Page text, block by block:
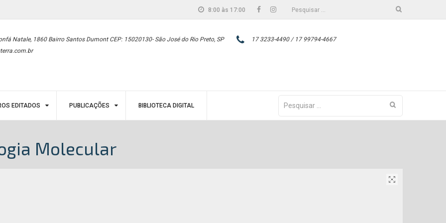
8:00 às 17:00 FacebookInstagram
Pesquisar
Natale, 1860 Bairro Santos Dumont CEP: 15020130- São José do Rio Preto, SP
17 3233-4490 / 17 99794-4667
EDITADOS PUBLICAÇÕES BIBLIOTECA DIGITAL
por:
Molecular